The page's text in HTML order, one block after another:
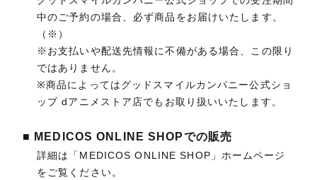
中のご予約の場合、必ず商品をお届けいたします。
（※）
※お支払いや配送先情報に不備がある場合、この限り
ではありません。
※商品によってはグッドスマイルカンパニー公式ショ
ップ dアニメストア店でもお取り扱いいたします。
■ MEDICOS ONLINE SHOPでの販売
詳細は「MEDICOS ONLINE SHOP」ホームページ
をご覧ください。